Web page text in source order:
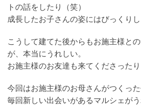
トの話をしたり（笑）
成長したお子さんの姿にはびっくりし
こうして建てた後からもお施主様と
が、本当にうれしい。
お施主様のお友達も来てくださったり
今回はお施主様のお母さんがつくっ
毎回新しい出会いがあるマルシェがう